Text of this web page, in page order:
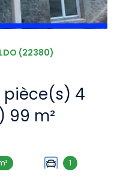
(22380)
chambre(s) 99 m²
1